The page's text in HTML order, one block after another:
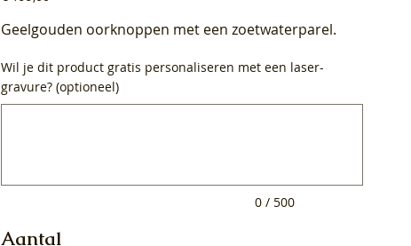
Geelgouden oorknoppen met een zoetwaterparel.
Wil je dit product gratis personaliseren met een laser-
gravure? (optioneel)
0 / 500
Aantal